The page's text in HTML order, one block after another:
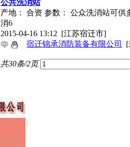
公共洗消站
产地： 合资 参数： 公众洗消站可
消6
2015-04-16 13:12 [江苏宿迁市]
宿迁锦承消防装备有限公司
[
共30条/2页